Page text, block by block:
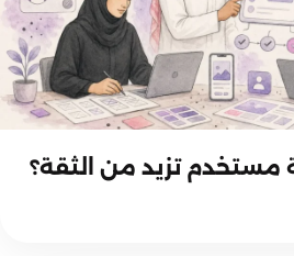
تزيد من الثقة؟